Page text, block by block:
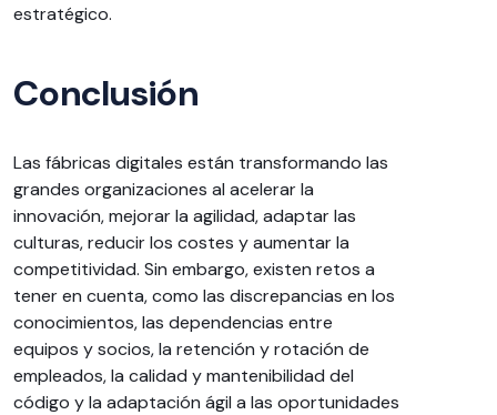
estratégico.
Conclusión
Las fábricas digitales están transformando las
grandes organizaciones al acelerar la
innovación, mejorar la agilidad, adaptar las
culturas, reducir los costes y aumentar la
competitividad. Sin embargo, existen retos a
tener en cuenta, como las discrepancias en los
conocimientos, las dependencias entre
equipos y socios, la retención y rotación de
empleados, la calidad y mantenibilidad del
código y la adaptación ágil a las oportunidades